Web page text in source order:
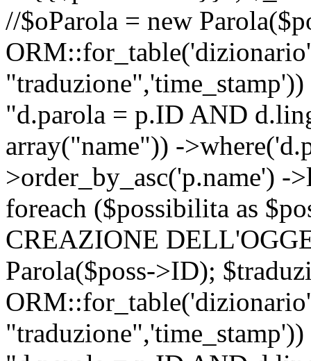
//$oParola = new
"d.parola = p.ID AND
array("name")) -
>order_by_asc('p.name')
foreach ($possibilita as
CREAZIONE
Parola($poss->ID);